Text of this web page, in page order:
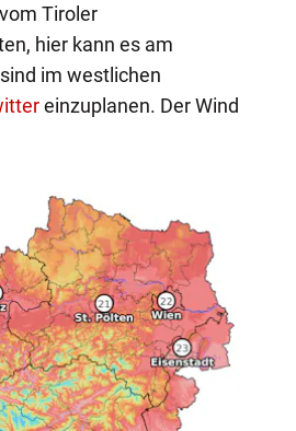
Tiroler
hier kann es am
im westlichen
einzuplanen. Der Wind